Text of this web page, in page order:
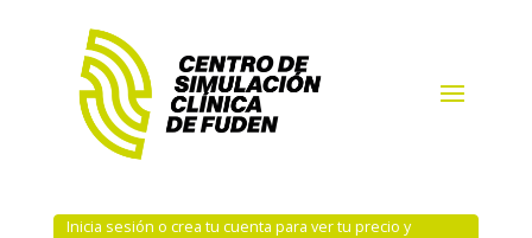
Inicia sesión o crea tu cuenta para ver tu precio y